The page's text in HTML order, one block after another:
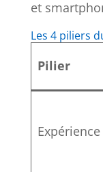
et
Les 4 piliers
Pilier
Expérience